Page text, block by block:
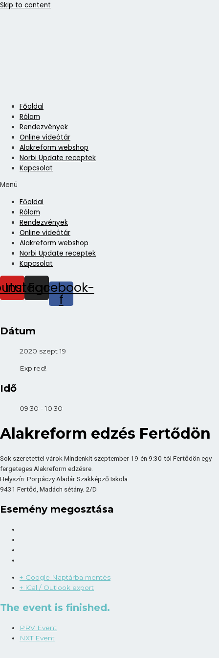
Skip to content
Főoldal
Rólam
Rendezvények
Online videótár
Alakreform webshop
Norbi Update receptek
Kapcsolat
Menü
Főoldal
Rólam
Rendezvények
Online videótár
Alakreform webshop
Norbi Update receptek
Kapcsolat
Instagram
Facebook-
f
Dátum
2020 szept 19
Expired!
Idő
09:30 - 10:30
Alakreform edzés Fertődön
Sok szeretettel várok Mindenkit szeptember 19-én 9:30-tól Fertődön egy
fergeteges Alakreform edzésre.
Helyszín: Porpáczy Aladár Szakképző Iskola
9431 Fertőd, Madách sétány. 2/D
Esemény megosztása
+ Google Naptárba mentés
+ iCal / Outlook export
The event is finished.
PRV Event
NXT Event